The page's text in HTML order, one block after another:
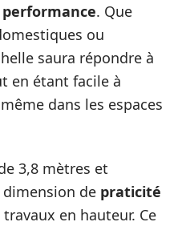
performance. Que
ou
saura répondre à
en étant facile à
dans les espaces
3,8 mètres et
de praticité
en hauteur. Ce